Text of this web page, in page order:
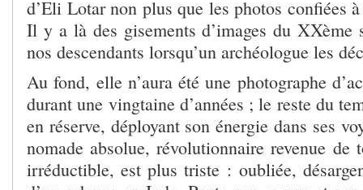
d’Eli Lotar non plus que les photos confiées
Il y a là des gisements d’images du XXème
nos descendants lorsqu’un archéologue les
Au fond, elle n’aura été une photographe
durant une vingtaine d’années ; le reste du
en réserve, déployant son énergie dans ses
nomade absolue, révolutionnaire revenue de
irréductible, est plus triste : oubliée,